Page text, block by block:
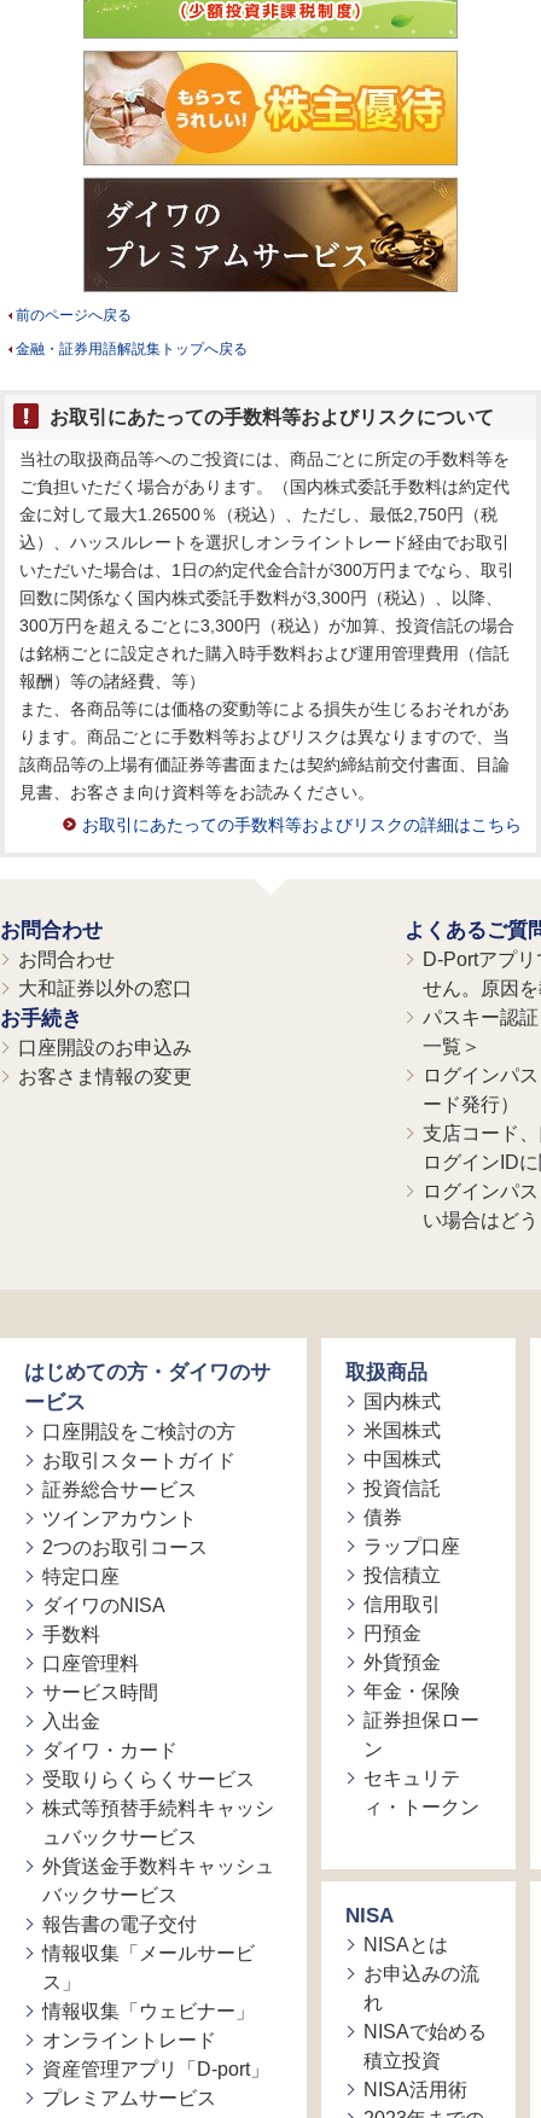
前のページへ戻る
金融・証券用語解説集トップへ戻る
お取引にあたっての手数料等およびリスクについて
当社の取扱商品等へのご投資には、商品ごとに所定の手数料等を
ご負担いただく場合があります。（国内株式委託手数料は約定代
金に対して最大1.26500％（税込）、ただし、最低2,750円（税
込）、ハッスルレートを選択しオンライントレード経由でお取引
いただいた場合は、1日の約定代金合計が300万円までなら、取引
回数に関係なく国内株式委託手数料が3,300円（税込）、以降、
300万円を超えるごとに3,300円（税込）が加算、投資信託の場合
は銘柄ごとに設定された購入時手数料および運用管理費用（信託
報酬）等の諸経費、等）
また、各商品等には価格の変動等による損失が生じるおそれがあ
ります。商品ごとに手数料等およびリスクは異なりますので、当
該商品等の上場有価証券等書面または契約締結前交付書面、目論
見書、お客さま向け資料等をお読みください。
お取引にあたっての手数料等およびリスクの詳細はこちら
お問合わせ
お問合わせ
大和証券以外の窓口
お手続き
口座開設のお申込み
お客さま情報の変更
よくあるご質
D-Portアプ
せん。原因
パスキー認
一覧＞
ログインパ
ード発行）
支店コード
ログインID
ログインパ
い場合はど
はじめての方・ダイワのサ
ービス
口座開設をご検討の方
お取引スタートガイド
証券総合サービス
ツインアカウント
2つのお取引コース
特定口座
ダイワのNISA
手数料
口座管理料
サービス時間
入出金
ダイワ・カード
受取りらくらくサービス
株式等預替手続料キャッシ
ュバックサービス
外貨送金手数料キャッシュ
バックサービス
報告書の電子交付
情報収集「メールサービ
ス」
情報収集「ウェビナー」
オンライントレード
資産管理アプリ「D-port」
プレミアムサービス
取扱商品
国内株式
米国株式
中国株式
投資信託
債券
ラップ口座
投信積立
信用取引
円預金
外貨預金
年金・保険
証券担保ロー
ン
セキュリテ
ィ・トークン
NISA
NISAとは
お申込みの流
れ
NISAで始める
積立投資
NISA活用術